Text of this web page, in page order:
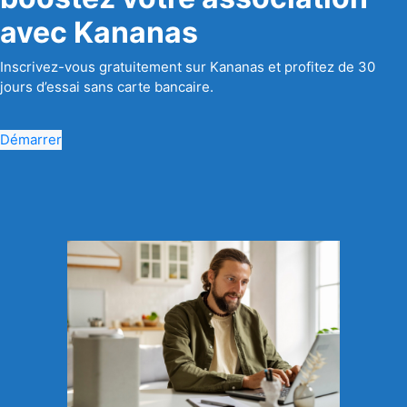
avec Kananas
Inscrivez-vous gratuitement sur Kananas et profitez de 30
jours d’essai sans carte bancaire.
Démarrer